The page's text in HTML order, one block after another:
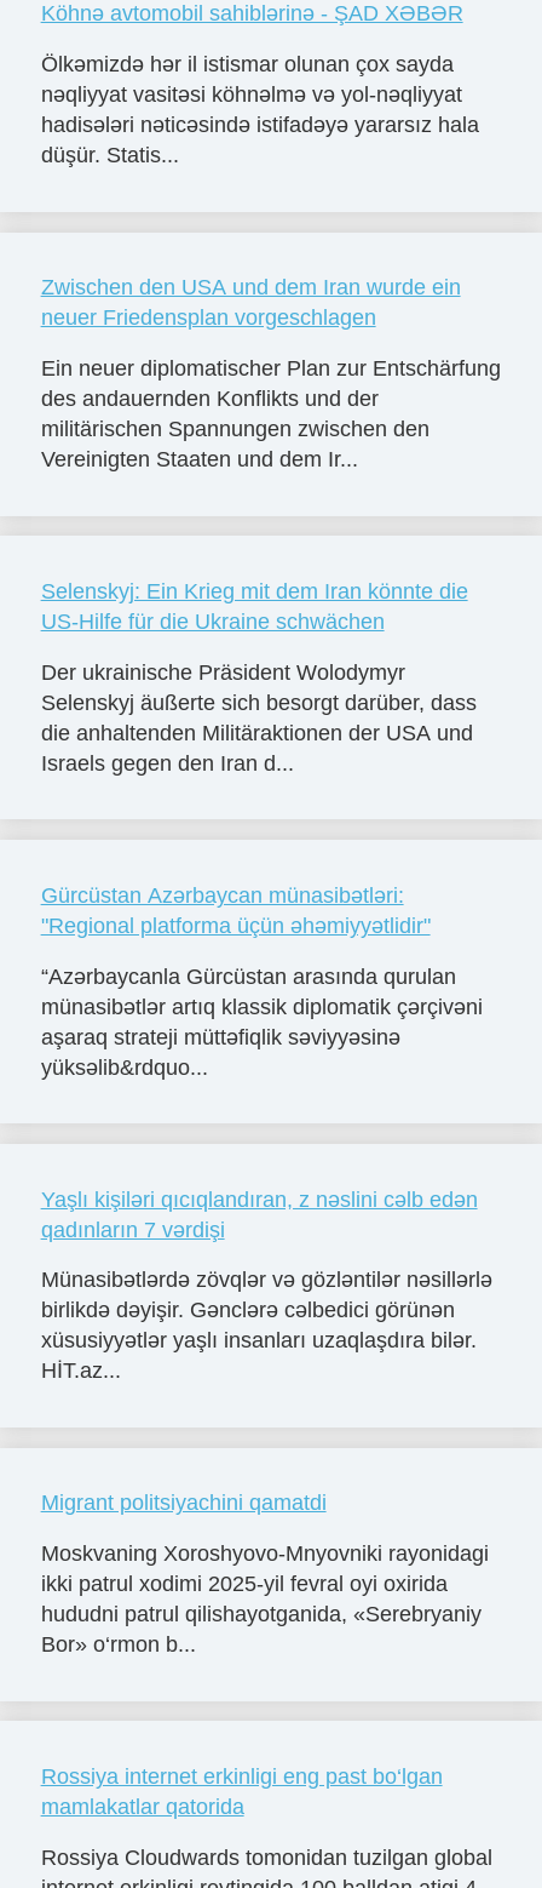
Köhnə avtomobil sahiblərinə - ŞAD XƏBƏR
Ölkəmizdə hər il istismar olunan çox sayda
nəqliyyat vasitəsi köhnəlmə və yol-nəqliyyat
hadisələri nəticəsində istifadəyə yararsız hala
düşür. Statis...
Zwischen den USA und dem Iran wurde ein
neuer Friedensplan vorgeschlagen
Ein neuer diplomatischer Plan zur Entschärfung
des andauernden Konflikts und der
militärischen Spannungen zwischen den
Vereinigten Staaten und dem Ir...
Selenskyj: Ein Krieg mit dem Iran könnte die
US-Hilfe für die Ukraine schwächen
Der ukrainische Präsident Wolodymyr
Selenskyj äußerte sich besorgt darüber, dass
die anhaltenden Militäraktionen der USA und
Israels gegen den Iran d...
Gürcüstan Azərbaycan münasibətləri:
"Regional platforma üçün əhəmiyyətlidir"
“Azərbaycanla Gürcüstan arasında qurulan
münasibətlər artıq klassik diplomatik çərçivəni
aşaraq strateji müttəfiqlik səviyyəsinə
yüksəlib&rdquo...
Yaşlı kişiləri qıcıqlandıran, z nəslini cəlb edən
qadınların 7 vərdişi
Münasibətlərdə zövqlər və gözləntilər nəsillərlə
birlikdə dəyişir. Gənclərə cəlbedici görünən
xüsusiyyətlər yaşlı insanları uzaqlaşdıra bilər.
HİT.az...
Migrant politsiyachini qamatdi
Moskvaning Xoroshyovo-Mnyovniki rayonidagi
ikki patrul xodimi 2025-yil fevral oyi oxirida
hududni patrul qilishayotganida, «Serebryaniy
Bor» o‘rmon b...
Rossiya internet erkinligi eng past bo‘lgan
mamlakatlar qatorida
Rossiya Cloudwards tomonidan tuzilgan global